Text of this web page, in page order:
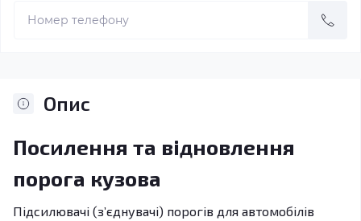
Опис
Посилення та відновлення
порога кузова
Підсилювачі (з’єднувачі) порогів для автомобілів